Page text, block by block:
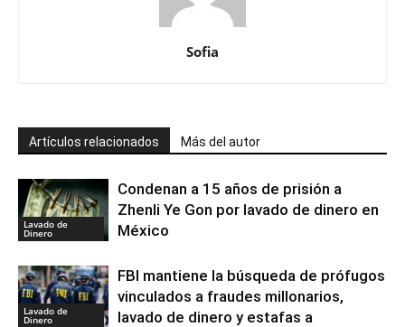
Sofia
Artículos relacionados Más del autor
Lavado de
Dinero
Condenan a 15 años de prisión a
Zhenli Ye Gon por lavado de dinero en
México
Lavado de
Dinero
FBI mantiene la búsqueda de prófugos
vinculados a fraudes millonarios,
lavado de dinero y estafas a